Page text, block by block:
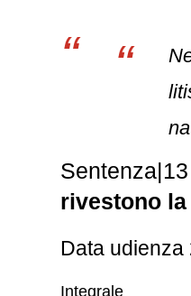
Sentenza|
rivestono
Data
Integrale